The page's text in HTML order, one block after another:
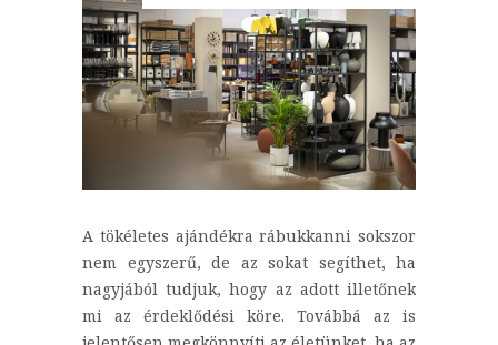
A tökéletes ajándékra rábukkanni sokszor
nem egyszerű, de az sokat segíthet, ha
nagyjából tudjuk, hogy az adott illetőnek
mi az érdeklődési köre. Továbbá az is